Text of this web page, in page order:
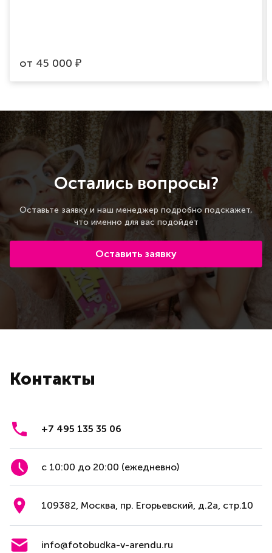
от 45 000 ₽
Остались вопросы?
Оставьте заявку и наш менеджер подробно подскажет,
что именно для вас подойдет
Оставить заявку
Контакты
+7 495 135 35 06
с 10:00 до 20:00 (ежедневно)
109382, Москва, пр. Егорьевский, д.2а, стр.10
info@fotobudka-v-arendu.ru